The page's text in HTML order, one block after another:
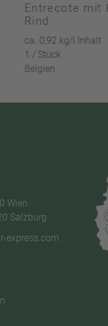
Entrecote mit
Rind
ca. 0,92 kg/l Inhalt
1 / Stück
Belgien
Wien
Salzburg
express.com